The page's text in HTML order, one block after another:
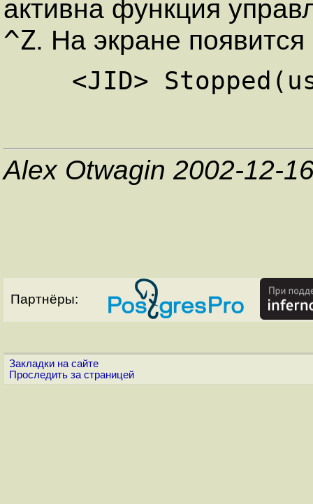
активна функция
^Z. На экране
Alex Otwagin 2002-12-
Партнёры:
Закладки на сайте
Проследить за страницей